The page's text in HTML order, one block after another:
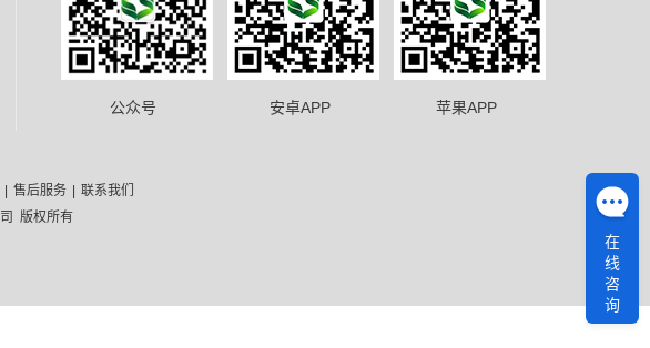
公众号 安卓APP 苹果APP
售后服务
联系我们
版权所有
在
线
咨
询